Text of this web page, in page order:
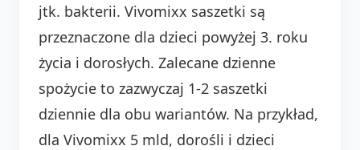
jtk. bakterii. Vivomixx saszetki są
przeznaczone dla dzieci powyżej 3. roku
życia i dorosłych. Zalecane dzienne
spożycie to zazwyczaj 1-2 saszetki
dziennie dla obu wariantów. Na przykład,
dla Vivomixx 5 mld, dorośli i dzieci